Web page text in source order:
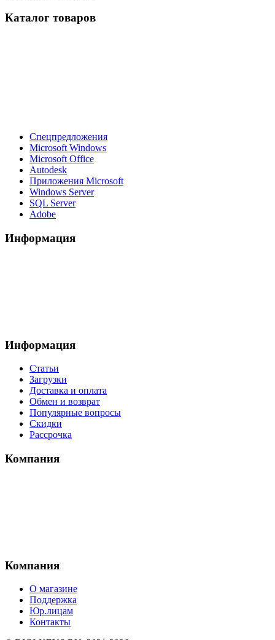
Каталог товаров
Спецпредложения
Microsoft Windows
Microsoft Office
Autodesk
Приложения Microsoft
Windows Server
SQL Server
Adobe
Информация
Информация
Статьи
Загрузки
Доставка и оплата
Обмен и возврат
Популярные вопросы
Скидки
Рассрочка
Компания
Компания
О магазине
Поддержка
Юр.лицам
Контакты